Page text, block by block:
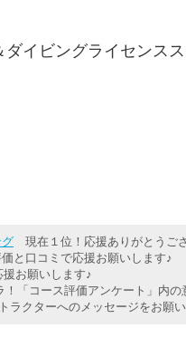
ダイビングライセン
現在１位！応援ありがとうご
と口コミで応援お願いします♪
お願いします♪
「コース評価アンケート」内の
ラクターへのメッセージをお願